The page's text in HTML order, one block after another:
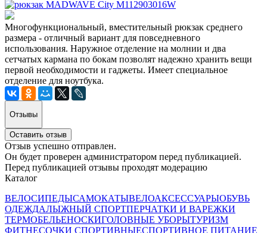
Многофункциональный, вместительный рюкзак среднего
размера - отличный вариант для повседневного
использования. Наружное отделение на молнии и два
сетчатых кармана по бокам позволят надежно хранить вещи
первой необходимости и гаджеты. Имеет специальное
отделение для ноутбука.
Отзывы
Оставить отзыв
Отзыв успешно отправлен.
Он будет проверен администратором перед публикацией.
Перед публикацией отзывы проходят модерацию
Каталог
ВЕЛОСИПЕДЫСАМОКАТЫВЕЛОАКСЕССУАРЫОБУВЬ
ОДЕЖДАЛЫЖНЫЙ СПОРТПЕРЧАТКИ И ВАРЕЖКИ
ТЕРМОБЕЛЬЕНОСКИГОЛОВНЫЕ УБОРЫТУРИЗМ
ФИТНЕСОЧКИ СПОРТИВНЫЕСПОРТИВНОЕ ПИТАНИЕ